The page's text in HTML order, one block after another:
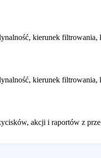
kierunek
kierunek
akcji i raportów z